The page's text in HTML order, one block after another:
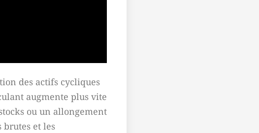
des actifs cycliques
augmente plus vite
ou un allongement
et les